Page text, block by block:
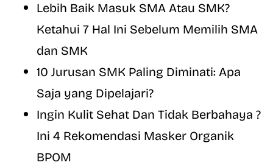
Lebih Baik Masuk SMA Atau SMK?
Ketahui 7 Hal Ini Sebelum Memilih SMA
dan SMK
10 Jurusan SMK Paling Diminati: Apa
Saja yang Dipelajari?
Ingin Kulit Sehat Dan Tidak Berbahaya ?
Ini 4 Rekomendasi Masker Organik
BPOM